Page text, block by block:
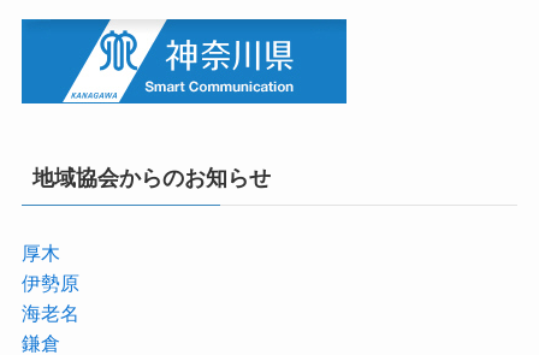
地域協会からのお知らせ
厚木
伊勢原
海老名
鎌倉